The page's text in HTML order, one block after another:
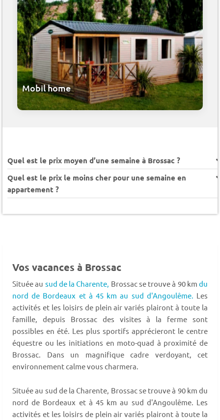
Mobil home
Quel est le prix moyen d’une semaine à Brossac ?
Quel est le prix le moins cher pour une semaine en
appartement ?
Vos vacances à Brossac
Située au sud de la Charente, Brossac se trouve à 90 km du
nord de Bordeaux et à 45 km au sud d'Angoulême. Les
activités et les loisirs de plein air variés plairont à toute la
famille, depuis Brossac des visites à la ferme sont
possibles en été. Les plus sportifs apprécieront le centre
équestre ou les initiations en moto-quad à proximité de
Brossac. Dans un magnifique cadre verdoyant, cet
environnement calme vous charmera.
Située au sud de la Charente, Brossac se trouve à 90 km du
nord de Bordeaux et à 45 km au sud d'Angoulême. Les
activités et les loisirs de plein air variés plairont à toute la